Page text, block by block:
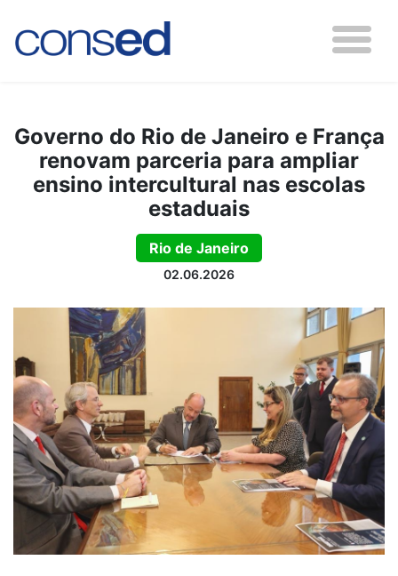
Governo do Rio de Janeiro e França
renovam parceria para ampliar
ensino intercultural nas escolas
estaduais
Rio de Janeiro
02.06.2026